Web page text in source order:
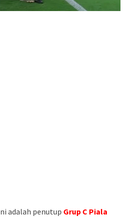
adalah penutup Grup C Piala